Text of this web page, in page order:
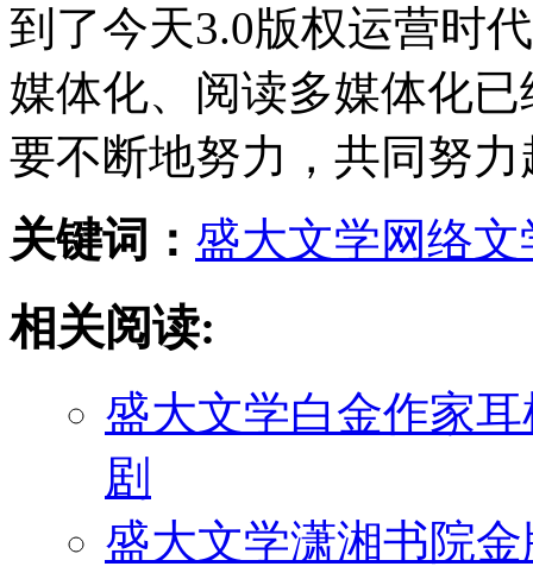
到了今天3.0版权运营时
媒体化、阅读多媒体化
要不断地努力，共同努
关键词： 盛大文学网络文
相关阅读:
盛大文学白金作家
剧
盛大文学潇湘书院